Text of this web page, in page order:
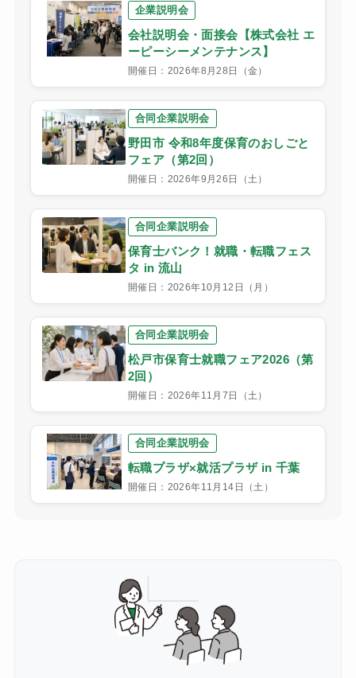
企業説明会
会社説明会・面接会【株式会社 エ
ーピーシーメンテナンス】
開催日：2026年8月28日（金）
合同企業説明会
野田市 令和8年度保育のおしごと
フェア（第2回）
開催日：2026年9月26日（土）
合同企業説明会
保育士バンク！就職・転職フェス
タ in 流山
開催日：2026年10月12日（月）
合同企業説明会
松戸市保育士就職フェア2026（第
2回）
開催日：2026年11月7日（土）
合同企業説明会
転職プラザ×就活プラザ in 千葉
開催日：2026年11月14日（土）